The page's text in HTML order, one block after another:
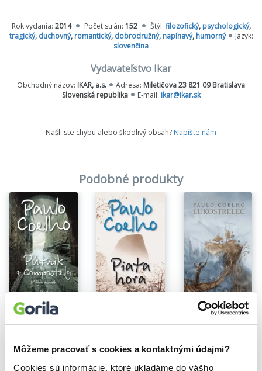
Môžeme pracovať s cookies a kontaktnými údajmi?
Cookies sú informácie, ktoré ukladáme do vášho
Rok vydania: 2014 Počet strán: 152 Štýl: filozofický, psychologický,
tragický, duchovný, romantický, dobrodružný, napínavý, humorný
Jazyk:
slovenčina
Vydavateľstvo Ikar
Obchodný názov: IKAR, a.s. Adresa: Miletičova 23 821 09 Bratislava
Slovenská republika
E-mail: ikar@ikar.sk
Našli ste chybu alebo škodlivý obsah? Napíšte nám
Podobné produkty
Pútnik z Compostely
7,03€
Piata hora
7,03€
Lukostrelec
12,77€